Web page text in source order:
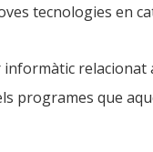
tecnologies en
informàtic
programes que